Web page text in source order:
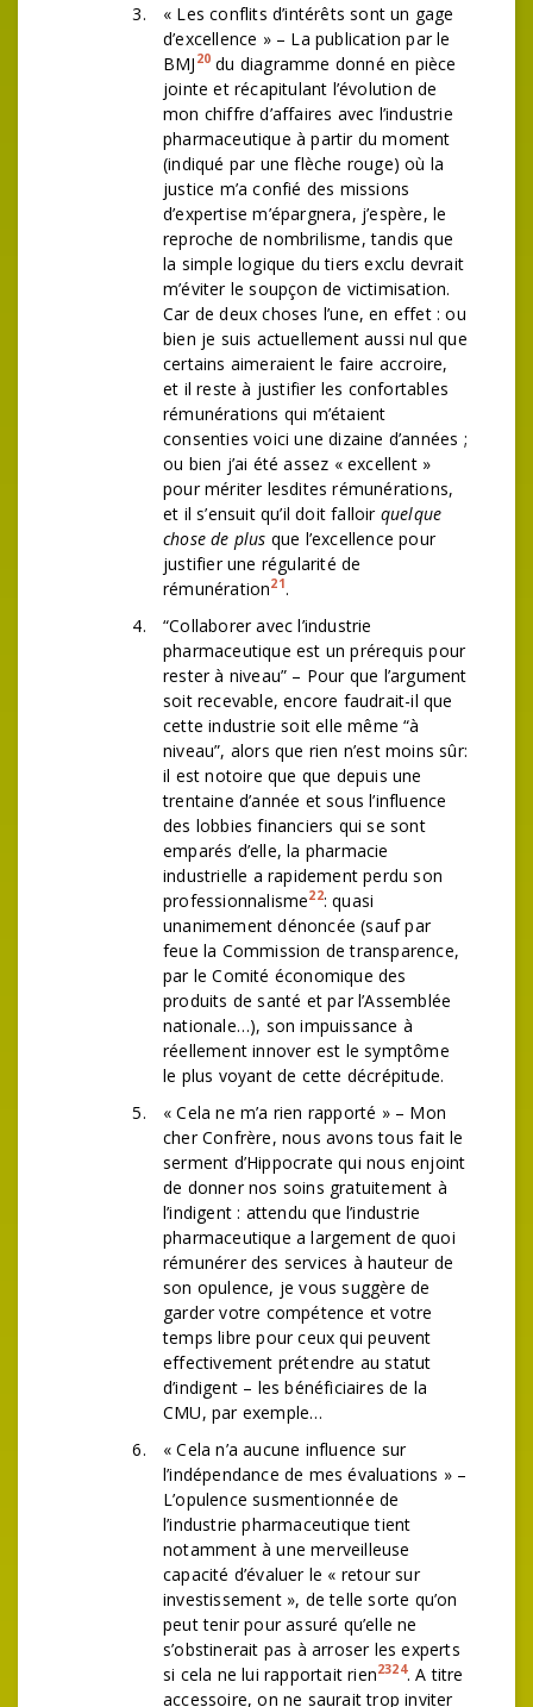
« Les conflits d’intérêts sont un gage
d’excellence » – La publication par le
BMJ 20 du diagramme donné en pièce
jointe et récapitulant l’évolution de
mon chiffre d’affaires avec l’industrie
pharmaceutique à partir du moment
(indiqué par une flèche rouge) où la
justice m’a confié des missions
d’expertise m’épargnera, j’espère, le
reproche de nombrilisme, tandis que
la simple logique du tiers exclu devrait
m’éviter le soupçon de victimisation.
Car de deux choses l’une, en effet : ou
bien je suis actuellement aussi nul que
certains aimeraient le faire accroire,
et il reste à justifier les confortables
rémunérations qui m’étaient
consenties voici une dizaine d’années ;
ou bien j’ai été assez « excellent »
pour mériter lesdites rémunérations,
et il s’ensuit qu’il doit falloir quelque
chose de plus que l’excellence pour
justifier une régularité de
rémunération21.
“Collaborer avec l’industrie
pharmaceutique est un prérequis pour
rester à niveau” – Pour que l’argument
soit recevable, encore faudrait-il que
cette industrie soit elle même “à
niveau”, alors que rien n’est moins sûr:
il est notoire que que depuis une
trentaine d’année et sous l’influence
des lobbies financiers qui se sont
emparés d’elle, la pharmacie
industrielle a rapidement perdu son
professionnalisme22: quasi
unanimement dénoncée (sauf par
feue la Commission de transparence,
par le Comité économique des
produits de santé et par l’Assemblée
nationale…), son impuissance à
réellement innover est le symptôme
le plus voyant de cette décrépitude.
« Cela ne m’a rien rapporté » – Mon
cher Confrère, nous avons tous fait le
serment d’Hippocrate qui nous enjoint
de donner nos soins gratuitement à
l’indigent : attendu que l’industrie
pharmaceutique a largement de quoi
rémunérer des services à hauteur de
son opulence, je vous suggère de
garder votre compétence et votre
temps libre pour ceux qui peuvent
effectivement prétendre au statut
d’indigent – les bénéficiaires de la
CMU, par exemple…
« Cela n’a aucune influence sur
l’indépendance de mes évaluations » –
L’opulence susmentionnée de
l’industrie pharmaceutique tient
notamment à une merveilleuse
capacité d’évaluer le « retour sur
investissement », de telle sorte qu’on
peut tenir pour assuré qu’elle ne
s’obstinerait pas à arroser les experts
si cela ne lui rapportait rien2324. A titre
accessoire, on ne saurait trop inviter